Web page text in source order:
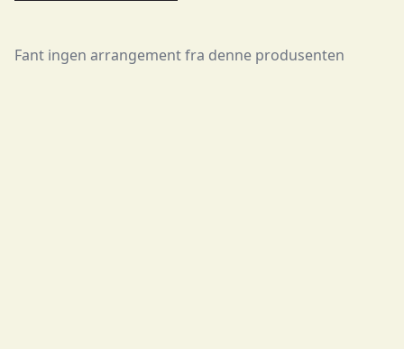
Fant ingen arrangement fra denne produsenten